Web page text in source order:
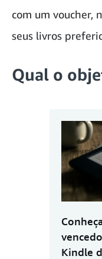
com um voucher,
seus livros
Qual o
Kindle